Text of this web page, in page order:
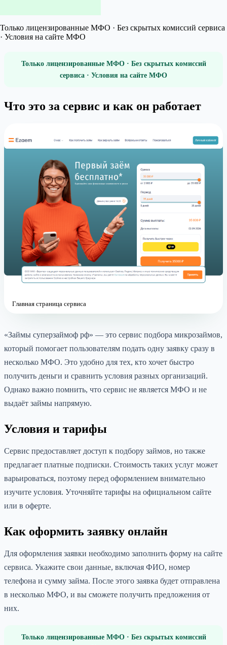
Только лицензированные МФО · Без скрытых комиссий сервиса
· Условия на сайте МФО
Только лицензированные МФО · Без скрытых комиссий
сервиса · Условия на сайте МФО
Что это за сервис и как он работает
Главная страница сервиса
«Займы суперзаймоф рф» — это сервис подбора микрозаймов,
который помогает пользователям подать одну заявку сразу в
несколько МФО. Это удобно для тех, кто хочет быстро
получить деньги и сравнить условия разных организаций.
Однако важно помнить, что сервис не является МФО и не
выдаёт займы напрямую.
Условия и тарифы
Сервис предоставляет доступ к подбору займов, но также
предлагает платные подписки. Стоимость таких услуг может
варьироваться, поэтому перед оформлением внимательно
изучите условия. Уточняйте тарифы на официальном сайте
или в оферте.
Как оформить заявку онлайн
Для оформления заявки необходимо заполнить форму на сайте
сервиса. Укажите свои данные, включая ФИО, номер
телефона и сумму займа. После этого заявка будет отправлена
в несколько МФО, и вы сможете получить предложения от
них.
Только лицензированные МФО · Без скрытых комиссий